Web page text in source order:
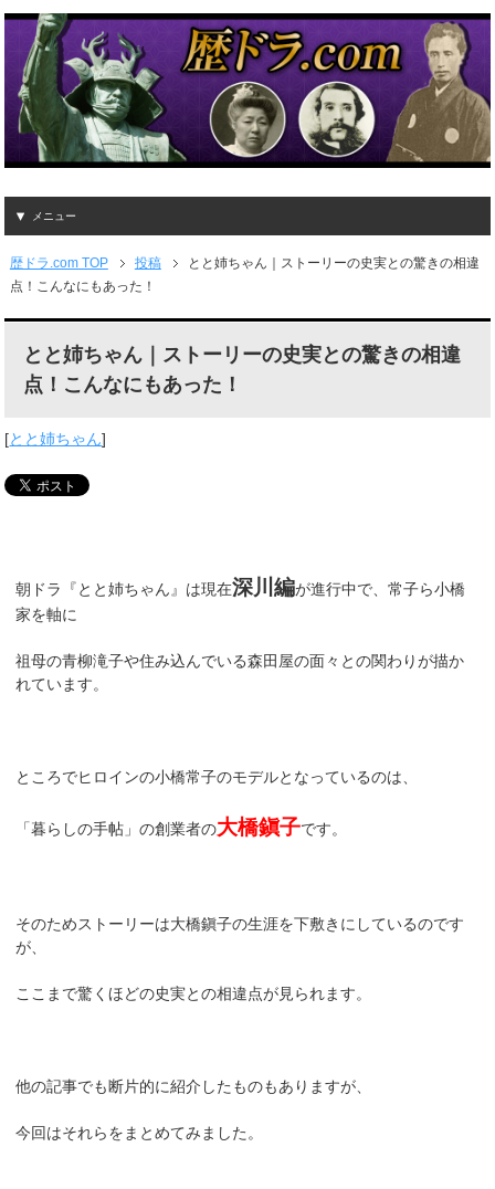
メニュー
歴ドラ.com TOP 投稿
とと姉ちゃん｜ストーリーの史実との驚きの相違
点！こんなにもあった！
とと姉ちゃん｜ストーリーの史実との驚きの相違
点！こんなにもあった！
[とと姉ちゃん]
朝ドラ『とと姉ちゃん』は現在深川編が進行中で、常子ら小橋
家を軸に
祖母の青柳滝子や住み込んでいる森田屋の面々との関わりが描か
れています。
ところでヒロインの小橋常子のモデルとなっているのは、
「暮らしの手帖」の創業者の大橋鎭子です。
そのためストーリーは大橋鎭子の生涯を下敷きにしているのです
が、
ここまで驚くほどの史実との相違点が見られます。
他の記事でも断片的に紹介したものもありますが、
今回はそれらをまとめてみました。